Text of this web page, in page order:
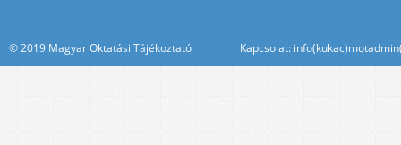
© 2019 Magyar Oktatási Tájékoztató Kapcsolat: